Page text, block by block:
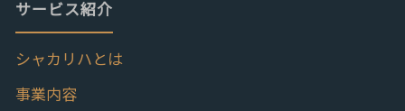
サービス紹介
シャカリハとは
事業内容